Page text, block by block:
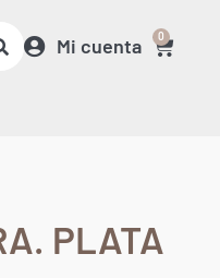
Mi cuenta 0
PLATA